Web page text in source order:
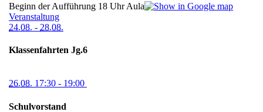
Beginn der Aufführung 18 UhrAula
Veranstaltung
24.08. - 28.08.
Klassenfahrten Jg.6
26.08. 17:30 - 19:00
Schulvorstand